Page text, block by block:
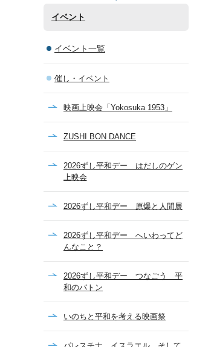
イベント
イベント一覧
催し・イベント
映画上映会「Yokosuka 1953」
ZUSHI BON DANCE
2026ずし平和デー はだしのゲン
上映会
2026ずし平和デー 原爆と人間展
2026ずし平和デー へいわってど
んなこと？
2026ずし平和デー つなごう 平
和のバトン
いのちと平和を考える映画祭